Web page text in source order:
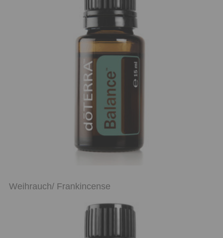
Weihrauch/ Frankincense